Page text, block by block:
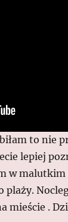
to nie
lepiej
w malutkim
plaży.
mieście .